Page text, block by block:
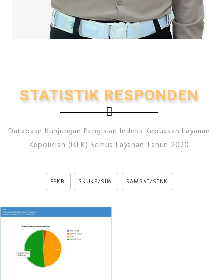
STATISTIK RESPONDEN
Database Kunjungan Pengisian Indeks Kepuasan Layanan
Kepolisian (IKLK) Semua Layanan Tahun 2020
BPKB SKUKP/SIM SAMSAT/STNK